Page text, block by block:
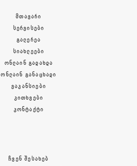
ᲛᲗᲐᲕᲐᲠᲘ
ᲡᲔᲠᲕᲘᲡᲔᲑᲘ
ᲒᲐᲚᲔᲠᲔᲐ
ᲡᲘᲐᲮᲚᲔᲔᲑᲘ
ᲝᲜᲚᲐᲘᲜ ᲒᲐᲓᲐᲮᲓᲐ
ᲝᲜᲚᲐᲘᲜ ᲒᲐᲜᲐᲪᲮᲐᲓᲘ
ᲕᲐᲙᲐᲜᲡᲘᲔᲑᲘ
ᲙᲘᲗᲮᲕᲔᲑᲘ
ᲙᲝᲜᲢᲐᲥᲢᲘ
ᲩᲕᲔᲜ ᲨᲔᲡᲐᲮᲔᲑ